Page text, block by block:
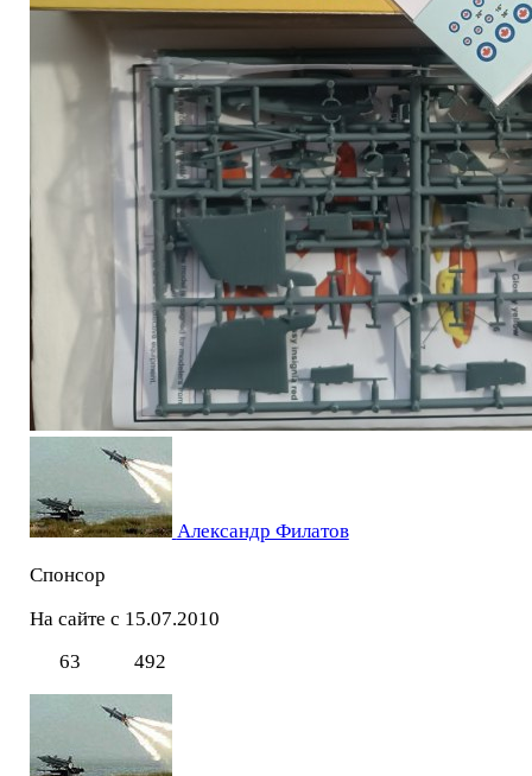
Александр Филатов
Спонсор
На сайте с 15.07.2010
63
492